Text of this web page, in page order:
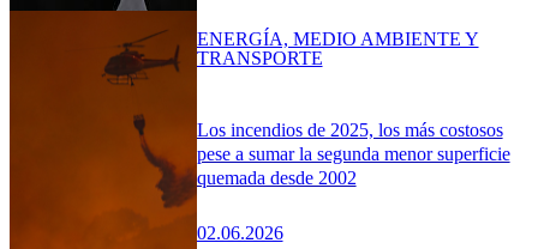
Los incendios de 2025, los más costosos
pese a sumar la segunda menor superficie
quemada desde 2002
02.06.2026
ENERGÍA, MEDIO AMBIENTE Y
TRANSPORTE